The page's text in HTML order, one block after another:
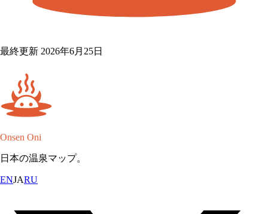
最終更新 2026年6月25日
Onsen Oni
日本の温泉マップ。
ENJARU